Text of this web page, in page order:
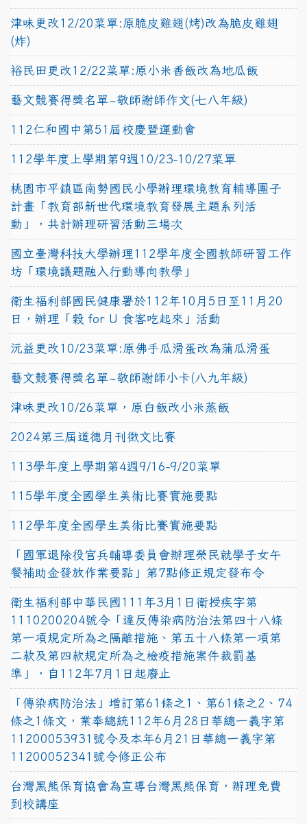
津味更改12/20菜單:原脆皮雞翅(烤)改為脆皮雞翅
(炸)
裕民田更改12/22菜單:原小米香飯改為地瓜飯
藝文競賽得獎名單~敬師謝師作文(七八年級)
112仁和國中第51屆校慶暨運動會
112學年度上學期第9週10/23-10/27菜單
桃園市平鎮區南勢國民小學辦理環境教育輔導團子
計畫「教育部新世代環境教育發展主題系列活
動」，共計辦理研習活動三場次
國立臺灣科技大學辦理112學年度全國教師研習工作
坊「環境議題融入行動導向教學」
衛生福利部國民健康署於112年10月5日至11月20
日，辦理「穀 for U 食客吃起來」活動
沅益更改10/23菜單:原佛手瓜滑蛋改為蒲瓜滑蛋
藝文競賽得獎名單~敬師謝師小卡(八九年級)
津味更改10/26菜單，原白飯改小米蒸飯
2024第三屆道德月刊徵文比賽
113學年度上學期第4週9/16-9/20菜單
115學年度全國學生美術比賽實施要點
112學年度全國學生美術比賽實施要點
「國軍退除役官兵輔導委員會辦理榮民就學子女午
餐補助金發放作業要點」第7點修正規定發布令
衛生福利部中華民國111年3月1日衛授疾字第
1110200204號令「違反傳染病防治法第四十八條
第一項規定所為之隔離措施、第五十八條第一項第
二款及第四款規定所為之檢疫措施案件裁罰基
準」，自112年7月1日起廢止
「傳染病防治法」增訂第61條之1、第61條之2、74
條之1條文，業奉總統112年6月28日華總一義字第
11200053931號令及本年6月21日華總一義字第
11200052341號令修正公布
台灣黑熊保育協會為宣導台灣黑熊保育，辦理免費
到校講座